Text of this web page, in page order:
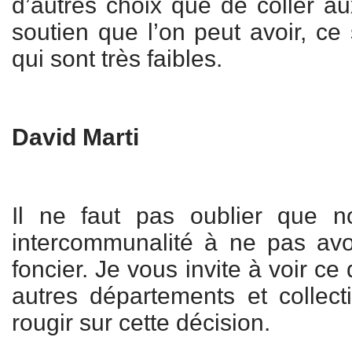
d’autres choix que de coller
soutien que l’on peut avoir,
qui sont très faibles.
David Marti
Il ne faut pas oublier que
intercommunalité à ne pas
foncier. Je vous invite à voir ce
autres départements et
rougir sur cette décision.